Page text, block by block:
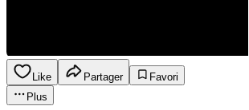
Like Partager
Favori
Plus